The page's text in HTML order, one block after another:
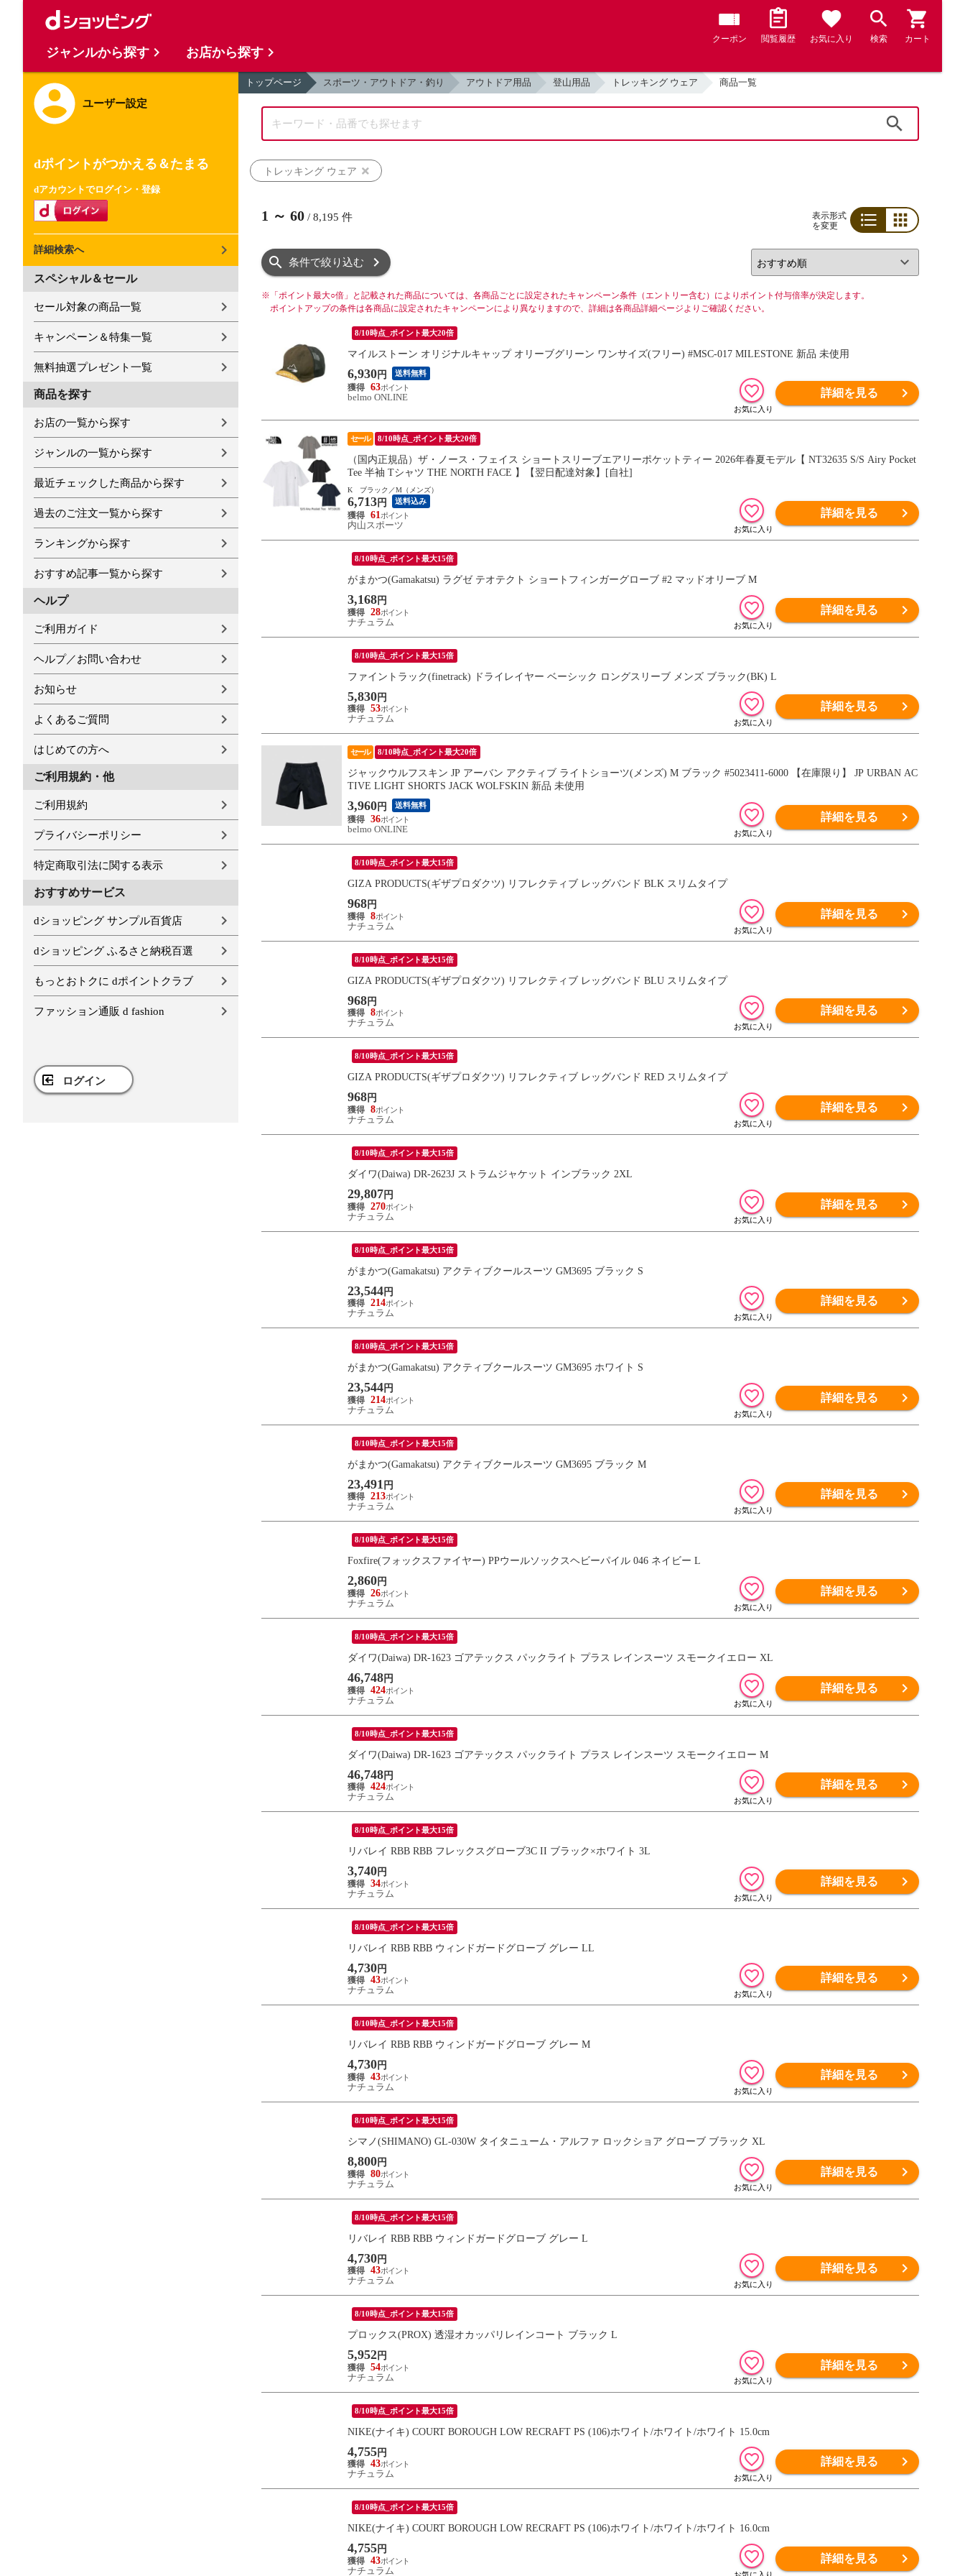
クーポン 閲覧履歴 お気に入り 検索 カート
ユーザー設定
dポイントがつかえる＆たまる
dアカウントでログイン・登録
詳細検索へ
スペシャル＆セール
セール対象の商品一覧
キャンペーン＆特集一覧
無料抽選プレゼント一覧
商品を探す
お店の一覧から探す
ジャンルの一覧から探す
最近チェックした商品から探す
過去のご注文一覧から探す
ランキングから探す
おすすめ記事一覧から探す
ヘルプ
ご利用ガイド
ヘルプ／お問い合わせ
お知らせ
よくあるご質問
はじめての方へ
ご利用規約・他
ご利用規約
プライバシーポリシー
特定商取引法に関する表示
おすすめサービス
dショッピング サンプル百貨店
dショッピング ふるさと納税百選
もっとおトクに dポイントクラブ
ファッション通販 d fashion
ログイン
トップページ スポーツ・アウトドア・釣り アウトドア用品 登山用品 トレッキング ウェア 商品一覧
トレッキング ウェア
1 ～ 60 / 8,195 件
表示形式
を変更
条件で絞り込む
※ 「ポイント最大○倍」と記載された商品については、各商品ごとに設定されたキャンペーン条件（エントリー含む）によりポイント付与倍率が決定します。
ポイントアップの条件は各商品に設定されたキャンペーンにより異なりますので、詳細は各商品詳細ページよりご確認ください。
8/10時点_ポイント最大20倍
マイルストーン オリジナルキャップ オリーブグリーン ワンサイズ(フリー) #MSC-017 MILESTONE 新品 未使用
6,930 円 送料無料
63
belmo ONLINE
詳細を見る
セール 8/10時点_ポイント最大20倍
（国内正規品）ザ・ノース・フェイス ショートスリーブエアリーポケットティー 2026年春夏モデル【 NT32635 S/S Airy Pocket
Tee 半袖 Tシャツ THE NORTH FACE 】【翌日配達対象】[自社]
K ブラック／M（メンズ）
6,713 円 送料込み
61
内山スポーツ
詳細を見る
8/10時点_ポイント最大15倍
がまかつ(Gamakatsu) ラグゼ テオテクト ショートフィンガーグローブ #2 マッドオリーブ M
3,168 円
28
ナチュラム
詳細を見る
8/10時点_ポイント最大15倍
ファイントラック(finetrack) ドライレイヤー ベーシック ロングスリーブ メンズ ブラック(BK) L
5,830 円
53
ナチュラム
詳細を見る
セール 8/10時点_ポイント最大20倍
ジャックウルフスキン JP アーバン アクティブ ライトショーツ(メンズ) M ブラック #5023411-6000 【在庫限り】 JP URBAN AC
TIVE LIGHT SHORTS JACK WOLFSKIN 新品 未使用
3,960 円 送料無料
36
belmo ONLINE
詳細を見る
8/10時点_ポイント最大15倍
GIZA PRODUCTS(ギザプロダクツ) リフレクティブ レッグバンド BLK スリムタイプ
968 円
8
ナチュラム
詳細を見る
8/10時点_ポイント最大15倍
GIZA PRODUCTS(ギザプロダクツ) リフレクティブ レッグバンド BLU スリムタイプ
968 円
8
ナチュラム
詳細を見る
8/10時点_ポイント最大15倍
GIZA PRODUCTS(ギザプロダクツ) リフレクティブ レッグバンド RED スリムタイプ
968 円
8
ナチュラム
詳細を見る
8/10時点_ポイント最大15倍
ダイワ(Daiwa) DR-2623J ストラムジャケット インブラック 2XL
29,807 円
270
ナチュラム
詳細を見る
8/10時点_ポイント最大15倍
がまかつ(Gamakatsu) アクティブクールスーツ GM3695 ブラック S
23,544 円
214
ナチュラム
詳細を見る
8/10時点_ポイント最大15倍
がまかつ(Gamakatsu) アクティブクールスーツ GM3695 ホワイト S
23,544 円
214
ナチュラム
詳細を見る
8/10時点_ポイント最大15倍
がまかつ(Gamakatsu) アクティブクールスーツ GM3695 ブラック M
23,491 円
213
ナチュラム
詳細を見る
8/10時点_ポイント最大15倍
Foxfire(フォックスファイヤー) PPウールソックスヘビーパイル 046 ネイビー L
2,860 円
26
ナチュラム
詳細を見る
8/10時点_ポイント最大15倍
ダイワ(Daiwa) DR-1623 ゴアテックス パックライト プラス レインスーツ スモークイエロー XL
46,748 円
424
ナチュラム
詳細を見る
8/10時点_ポイント最大15倍
ダイワ(Daiwa) DR-1623 ゴアテックス パックライト プラス レインスーツ スモークイエロー M
46,748 円
424
ナチュラム
詳細を見る
8/10時点_ポイント最大15倍
リバレイ RBB RBB フレックスグローブ3C II ブラック×ホワイト 3L
3,740 円
34
ナチュラム
詳細を見る
8/10時点_ポイント最大15倍
リバレイ RBB RBB ウィンドガードグローブ グレー LL
4,730 円
43
ナチュラム
詳細を見る
8/10時点_ポイント最大15倍
リバレイ RBB RBB ウィンドガードグローブ グレー M
4,730 円
43
ナチュラム
詳細を見る
8/10時点_ポイント最大15倍
シマノ(SHIMANO) GL-030W タイタニューム・アルファ ロックショア グローブ ブラック XL
8,800 円
80
ナチュラム
詳細を見る
8/10時点_ポイント最大15倍
リバレイ RBB RBB ウィンドガードグローブ グレー L
4,730 円
43
ナチュラム
詳細を見る
8/10時点_ポイント最大15倍
プロックス(PROX) 透湿オカッパリレインコート ブラック L
5,952 円
54
ナチュラム
詳細を見る
8/10時点_ポイント最大15倍
NIKE(ナイキ) COURT BOROUGH LOW RECRAFT PS (106)ホワイト/ホワイト/ホワイト 15.0cm
4,755 円
43
ナチュラム
詳細を見る
8/10時点_ポイント最大15倍
NIKE(ナイキ) COURT BOROUGH LOW RECRAFT PS (106)ホワイト/ホワイト/ホワイト 16.0cm
4,755 円
43
ナチュラム
詳細を見る
ジャンルから探す お店から探す